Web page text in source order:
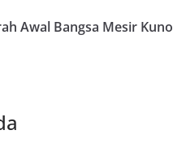
Awal Bangsa Mesir Kuno